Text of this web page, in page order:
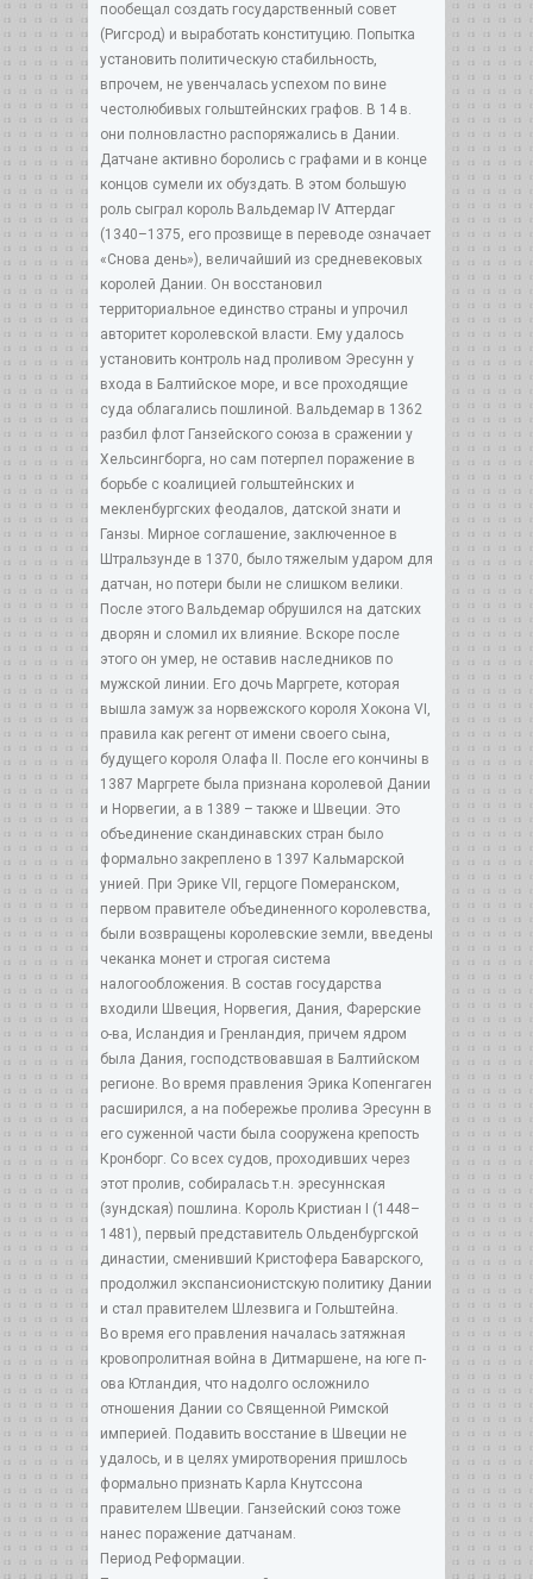
пообещал создать государственный совет
(Ригсрод) и выработать конституцию. Попытка
установить политическую стабильность,
впрочем, не увенчалась успехом по вине
честолюбивых гольштейнских графов. В 14 в.
они полновластно распоряжались в Дании.
Датчане активно боролись с графами и в конце
концов сумели их обуздать. В этом большую
роль сыграл король Вальдемар IV Аттердаг
(1340–1375, его прозвище в переводе означает
«Снова день»), величайший из средневековых
королей Дании. Он восстановил
территориальное единство страны и упрочил
авторитет королевской власти. Ему удалось
установить контроль над проливом Эресунн у
входа в Балтийское море, и все проходящие
суда облагались пошлиной. Вальдемар в 1362
разбил флот Ганзейского союза в сражении у
Хельсингборга, но сам потерпел поражение в
борьбе с коалицией гольштейнских и
мекленбургских феодалов, датской знати и
Ганзы. Мирное соглашение, заключенное в
Штральзунде в 1370, было тяжелым ударом для
датчан, но потери были не слишком велики.
После этого Вальдемар обрушился на датских
дворян и сломил их влияние. Вскоре после
этого он умер, не оставив наследников по
мужской линии. Его дочь Маргрете, которая
вышла замуж за норвежского короля Хокона VI,
правила как регент от имени своего сына,
будущего короля Олафа II. После его кончины в
1387 Маргрете была признана королевой Дании
и Норвегии, а в 1389 – также и Швеции. Это
объединение скандинавских стран было
формально закреплено в 1397 Кальмарской
унией. При Эрике VII, герцоге Померанском,
первом правителе объединенного королевства,
были возвращены королевские земли, введены
чеканка монет и строгая система
налогообложения. В состав государства
входили Швеция, Норвегия, Дания, Фарерские
о-ва, Исландия и Гренландия, причем ядром
была Дания, господствовавшая в Балтийском
регионе. Во время правления Эрика Копенгаген
расширился, а на побережье пролива Эресунн в
его суженной части была сооружена крепость
Кронборг. Со всех судов, проходивших через
этот пролив, собиралась т.н. эресуннская
(зундская) пошлина. Король Кристиан I (1448–
1481), первый представитель Ольденбургской
династии, сменивший Кристофера Баварского,
продолжил экспансионистскую политику Дании
и стал правителем Шлезвига и Гольштейна.
Во время его правления началась затяжная
кровопролитная война в Дитмаршене, на юге п-
ова Ютландия, что надолго осложнило
отношения Дании со Священной Римской
империей. Подавить восстание в Швеции не
удалось, и в целях умиротворения пришлось
формально признать Карла Кнутссона
правителем Швеции. Ганзейский союз тоже
нанес поражение датчанам.
Период Реформации.